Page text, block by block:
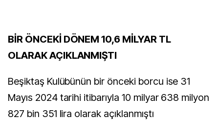
BİR ÖNCEKİ DÖNEM 10,6 MİLYAR TL
OLARAK AÇIKLANMIŞTI
Beşiktaş Kulübünün bir önceki borcu ise 31
Mayıs 2024 tarihi itibarıyla 10 milyar 638 milyon
827 bin 351 lira olarak açıklanmıştı